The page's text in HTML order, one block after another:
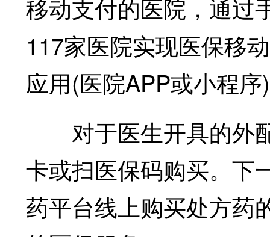
移动支付的医院，通过
117家医院实现医保移
应用(医院APP或小程
对于医生开具的外
卡或扫医保码购买。下
药平台线上购买处方药